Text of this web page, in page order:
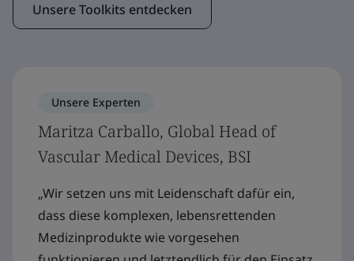
Unsere Toolkits entdecken
Unsere Experten
Maritza Carballo, Global Head of
Vascular Medical Devices, BSI
„Wir setzen uns mit Leidenschaft dafür ein,
dass diese komplexen, lebensrettenden
Medizinprodukte wie vorgesehen